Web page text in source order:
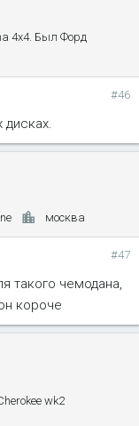
4x4. Был Форд
#46
дисках.
москва
#47
такого чемодана,
короче
wk2